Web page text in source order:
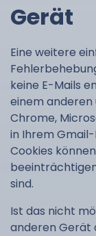
Gerät
Eine weitere
keine E-Mails
einem
Chrome,
in Ihrem
Cookies
sind.
Ist das nicht
anderen Gerät